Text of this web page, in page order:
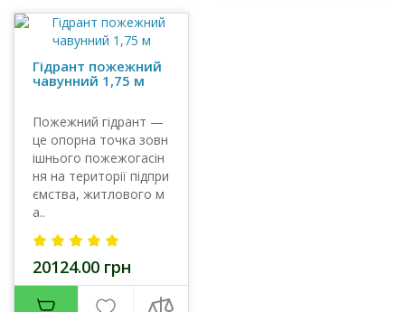
Гідрант пожежний
чавунний 1,75 м
Пожежний гідрант —
це опорна точка зовн
ішнього пожежогасін
ня на території підпри
ємства, житлового м
а..
20124.00 грн